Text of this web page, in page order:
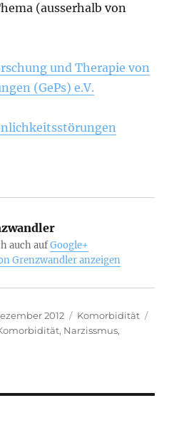
(ausserhalb von
und Therapie von
(GePs) e.V.
auch aufGoogle+
Grenzwandler anzeigen
2012 Kategorien
Komorbidität
, Narzissmus,